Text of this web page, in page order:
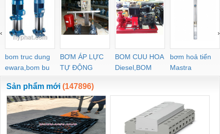
bom truc dung
ewara,bom bu
ewara
BƠM ÁP LỰC
TỰ ĐỘNG
BOM CUU HOA
Diesel,BOM
CHUA CHAY
bơm hoả tiển
Mastra
‹ ›
Sản phẩm mới (147896)